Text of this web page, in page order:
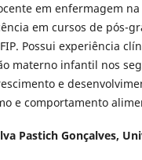
em enfermagem
em cursos de pós-
Possui experiência
materno infantil nos
e
e comportamento
Pastich Gonçalves,